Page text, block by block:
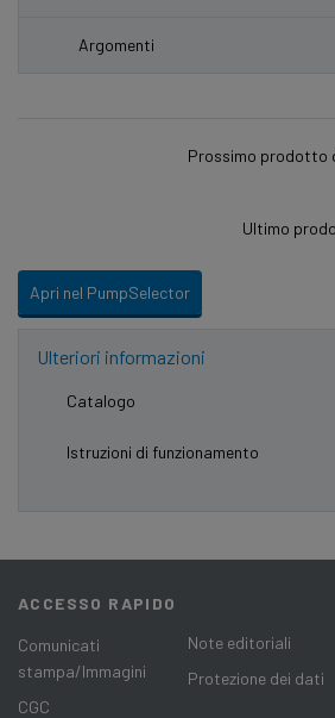
Argomenti
Prossimo prodotto
Ultimo
Apri nel PumpSelector
Ulteriori informazioni
Catalogo
Istruzioni di funzionamento
ACCESSO RAPIDO
Comunicati
stampa/Immagini
CGC
Note editoriali
Protezione dei dati